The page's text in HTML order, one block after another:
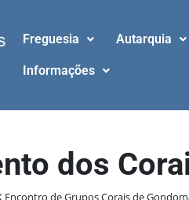
Freguesia Autarquia
Informações
dos
de Grupos Corais de